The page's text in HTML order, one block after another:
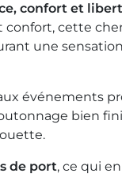
confort et
confort, cette
une
événements
bien
de port, ce qui